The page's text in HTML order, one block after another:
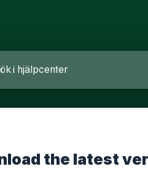
the latest